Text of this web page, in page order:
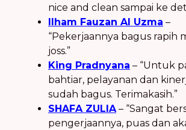
nice and clean sampai ke
Ilham Fauzan Al Uzma –
“Pekerjaannya bagus rapih
joss.”
King Pradnyana – “Untuk
bahtiar, pelayanan dan
sudah bagus. Terimakasih.”
SHAFA ZULIA– “Sangat
pengerjaannya, puas dan